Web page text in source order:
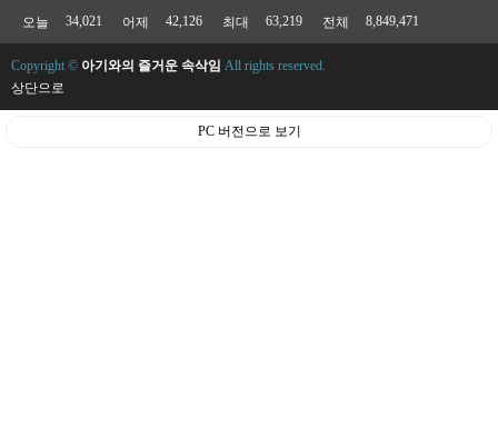
오늘 34,021 어제 42,126 최대 63,219 전체 8,849,471
Copyright © 아기와의 즐거운 속삭임 All rights reserved.
상단으로
PC 버전으로 보기